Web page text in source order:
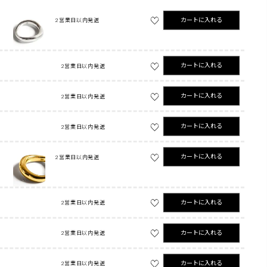
2営業日以内発送 カートに入れる
2営業日以内発送 カートに入れる
2営業日以内発送 カートに入れる
2営業日以内発送 カートに入れる
2営業日以内発送 カートに入れる
2営業日以内発送 カートに入れる
2営業日以内発送 カートに入れる
2営業日以内発送 カートに入れる